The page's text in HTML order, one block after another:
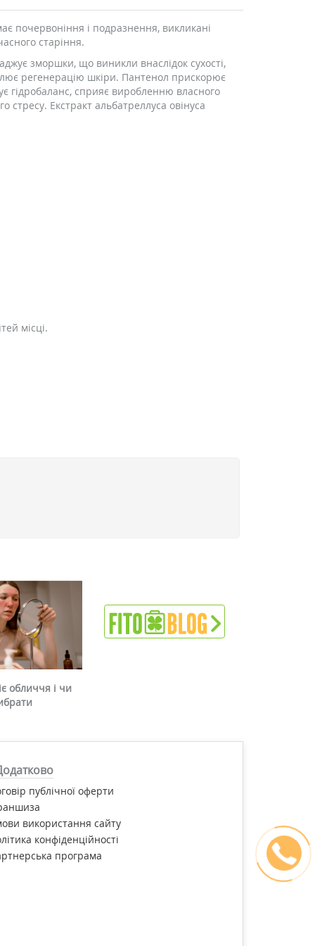
почервоніння і подразнення, викликані
старіння.
зморшки, що виникли внаслідок сухості,
регенерацію шкіри. Пантенол прискорює
гідробаланс, сприяє виробленню власного
стресу. Екстракт альбатреллуса овінуса
місці.
обличчя і чи
публічної оферти
використання сайту
конфіденційності
програма